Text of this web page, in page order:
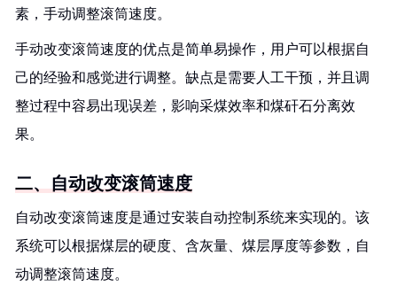
素，手动调整滚筒速度。
手动改变滚筒速度的优点是简单易操作，用户可以根据自
己的经验和感觉进行调整。缺点是需要人工干预，并且调
整过程中容易出现误差，影响采煤效率和煤矸石分离效
果。
二、自动改变滚筒速度
自动改变滚筒速度是通过安装自动控制系统来实现的。该
系统可以根据煤层的硬度、含灰量、煤层厚度等参数，自
动调整滚筒速度。